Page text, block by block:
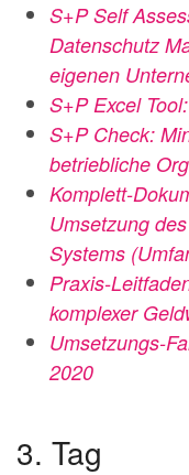
S+P Self
Datenschutz
eigenen
S+P Excel
S+P Check:
betriebliche
Komplett-
Umsetzung
Systems
Praxis-
komplexer
Umsetzungs-
2020
3. Tag